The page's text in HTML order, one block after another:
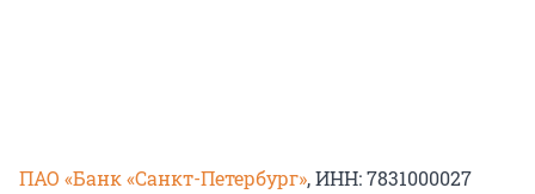
ПАО «Банк «Санкт-Петербург», ИНН: 7831000027